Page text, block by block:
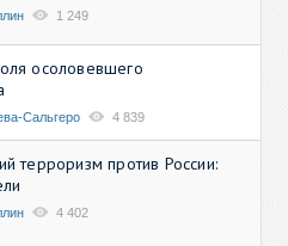
1 249
осоловевшего
Сальгеро 4 839
терроризм против России:
4 402